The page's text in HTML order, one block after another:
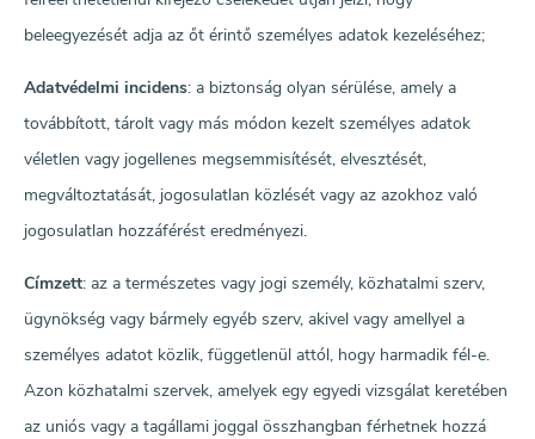
beleegyezését adja az őt érintő személyes adatok kezeléséhez;
Adatvédelmi incidens: a biztonság olyan sérülése, amely a
továbbított, tárolt vagy más módon kezelt személyes adatok
véletlen vagy jogellenes megsemmisítését, elvesztését,
megváltoztatását, jogosulatlan közlését vagy az azokhoz való
jogosulatlan hozzáférést eredményezi.
Címzett: az a természetes vagy jogi személy, közhatalmi szerv,
ügynökség vagy bármely egyéb szerv, akivel vagy amellyel a
személyes adatot közlik, függetlenül attól, hogy harmadik fél-e.
Azon közhatalmi szervek, amelyek egy egyedi vizsgálat keretében
az uniós vagy a tagállami joggal összhangban férhetnek hozzá